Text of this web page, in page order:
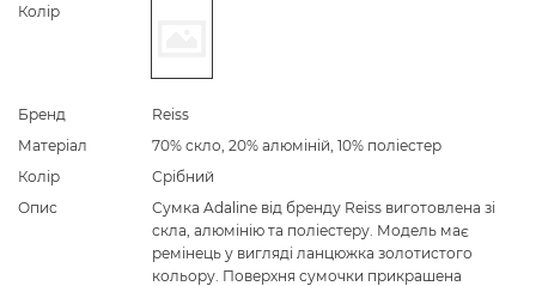
Колір
Бренд
Reiss
Матеріал
70% скло, 20% алюміній, 10% поліестер
Колір
Срібний
Опис
Сумка Adaline від бренду Reiss виготовлена зі
скла, алюмінію та поліестеру. Модель має
ремінець у вигляді ланцюжка золотистого
кольору. Поверхня сумочки прикрашена